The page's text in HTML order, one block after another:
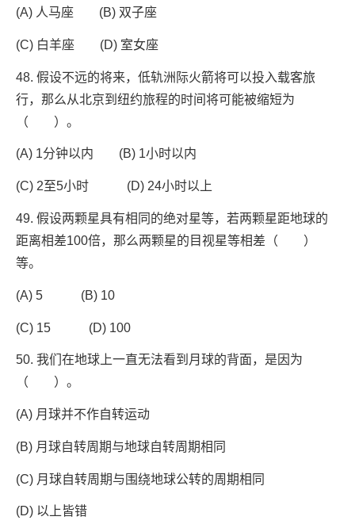
(A) 人马座 (B) 双子座
(C) 白羊座 (D) 室女座
48. 假设不远的将来，低轨洲际火箭将可以投入载客旅
行，那么从北京到纽约旅程的时间将可能被缩短为
（ ）。
(A) 1分钟以内 (B) 1小时以内
(C) 2至5小时 (D) 24小时以上
49. 假设两颗星具有相同的绝对星等，若两颗星距地球的
距离相差100倍，那么两颗星的目视星等相差（ ）
等。
(A) 5 (B) 10
(C) 15 (D) 100
50. 我们在地球上一直无法看到月球的背面，是因为
（ ）。
(A) 月球并不作自转运动
(B) 月球自转周期与地球自转周期相同
(C) 月球自转周期与围绕地球公转的周期相同
(D) 以上皆错